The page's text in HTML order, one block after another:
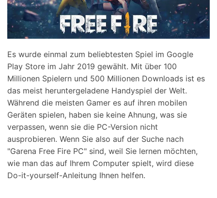
Es wurde einmal zum beliebtesten Spiel im Google
Play Store im Jahr 2019 gewählt. Mit über 100
Millionen Spielern und 500 Millionen Downloads ist es
das meist heruntergeladene Handyspiel der Welt.
Während die meisten Gamer es auf ihren mobilen
Geräten spielen, haben sie keine Ahnung, was sie
verpassen, wenn sie die PC-Version nicht
ausprobieren. Wenn Sie also auf der Suche nach
"Garena Free Fire PC" sind, weil Sie lernen möchten,
wie man das auf Ihrem Computer spielt, wird diese
Do-it-yourself-Anleitung Ihnen helfen.